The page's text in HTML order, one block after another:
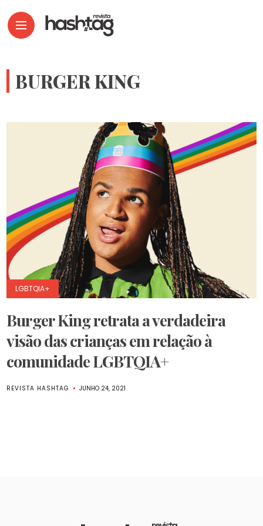
BURGER KING
LGBTQIA+
Burger King retrata a verdadeira
visão das crianças em relação à
comunidade LGBTQIA+
REVISTA HASHTAG JUNHO 24, 2021